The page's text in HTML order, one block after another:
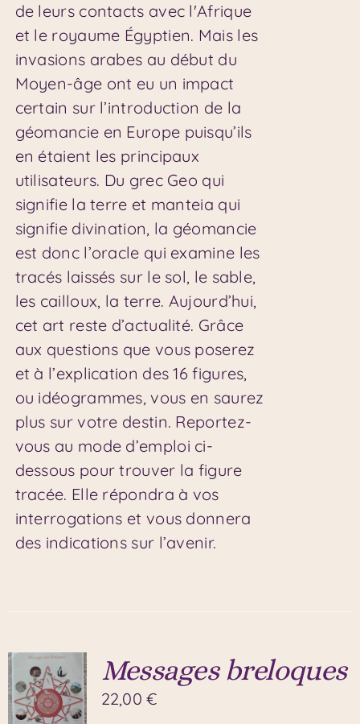
de leurs contacts avec l'Afrique
et le royaume Égyptien. Mais les
invasions arabes au début du
Moyen-âge ont eu un impact
certain sur l’introduction de la
géomancie en Europe puisqu’ils
en étaient les principaux
utilisateurs. Du grec Geo qui
signifie la terre et manteia qui
signifie divination, la géomancie
est donc l’oracle qui examine les
tracés laissés sur le sol, le sable,
les cailloux, la terre. Aujourd’hui,
cet art reste d’actualité. Grâce
aux questions que vous poserez
et à l’explication des 16 figures,
ou idéogrammes, vous en saurez
plus sur votre destin. Reportez-
vous au mode d’emploi ci-
dessous pour trouver la figure
tracée. Elle répondra à vos
interrogations et vous donnera
des indications sur l’avenir.
Messages breloques
22,00€